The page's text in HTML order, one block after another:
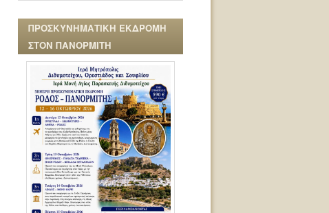
ΠΡΟΣΚΥΝΗΜΑΤΙΚΗ ΕΚΔΡΟΜΗ
ΣΤΟΝ ΠΑΝΟΡΜΙΤΗ